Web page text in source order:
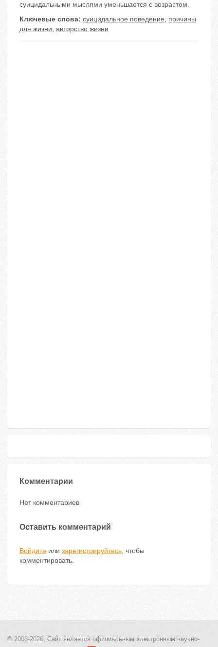
суицидальными мыслями уменьшается с возрастом.
Ключевые слова: суицидальное поведение, причины
для жизни, авторство жизни
Комментарии
Нет комментариев
Оставить комментарий
Войдите или зарегистрируйтесь, чтобы
комментировать.
© 2008-2026, Сайт является официальным электронным научно-